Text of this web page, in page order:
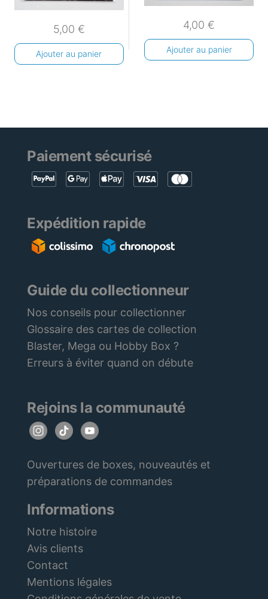
5,00 €
Ajouter au panier
4,00€
Ajouter au panier
Paiement sécurisé
Expédition rapide
Guide du collectionneur
Nos conseils pour collectionner
Glossaire des cartes de collection
Blaster, Mega ou Hobby Box ?
Erreurs à éviter quand on débute
Rejoins la communauté
Ouvertures de boxes, nouveautés et
préparations de commandes
Informations
Notre histoire
Avis clients
Contact
Mentions légales